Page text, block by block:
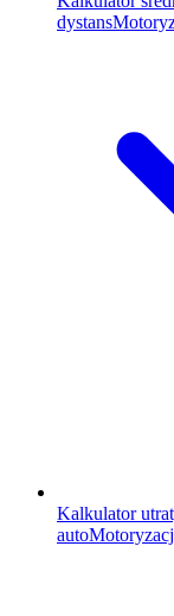
dystans
Kalkulator
auto